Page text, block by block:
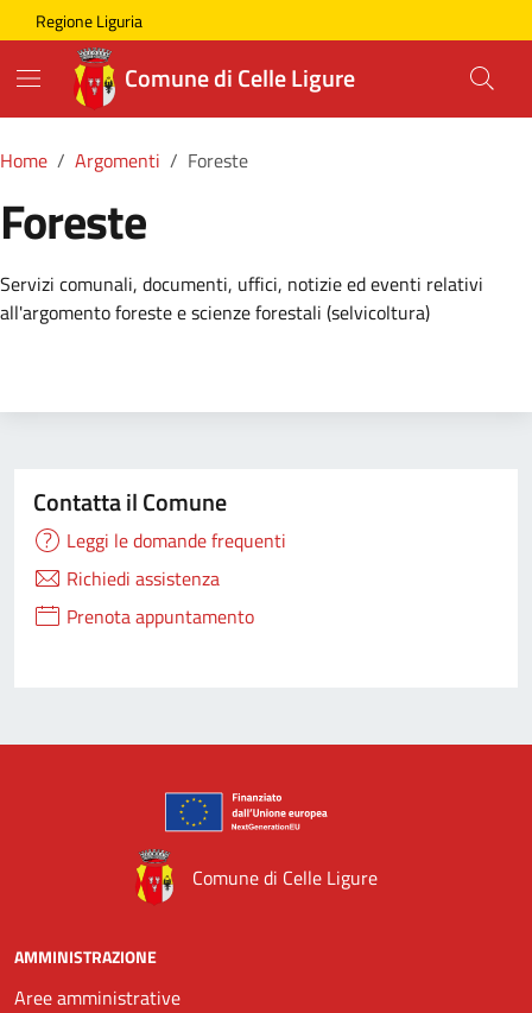
Skip to main content
Comune di Celle Ligure
Regione Liguria
Comune di Celle Ligure
Home Argomenti Foreste
Foreste
Dettagli della Notizia
Servizi comunali, documenti, uffici, notizie ed eventi relativi
all'argomento foreste e scienze forestali (selvicoltura)
Contatta il Comune
Leggi le domande frequenti
Richiedi assistenza
Prenota appuntamento
Comune di Celle Ligure
AMMINISTRAZIONE
Aree amministrative